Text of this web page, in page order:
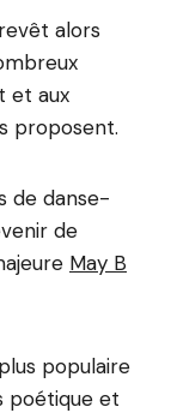
alors
et aux
proposent.
de danse-
de
May B
populaire
poétique et